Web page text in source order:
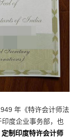
年《特许会计师法
度企业事务部，也
定制印度特许会计师